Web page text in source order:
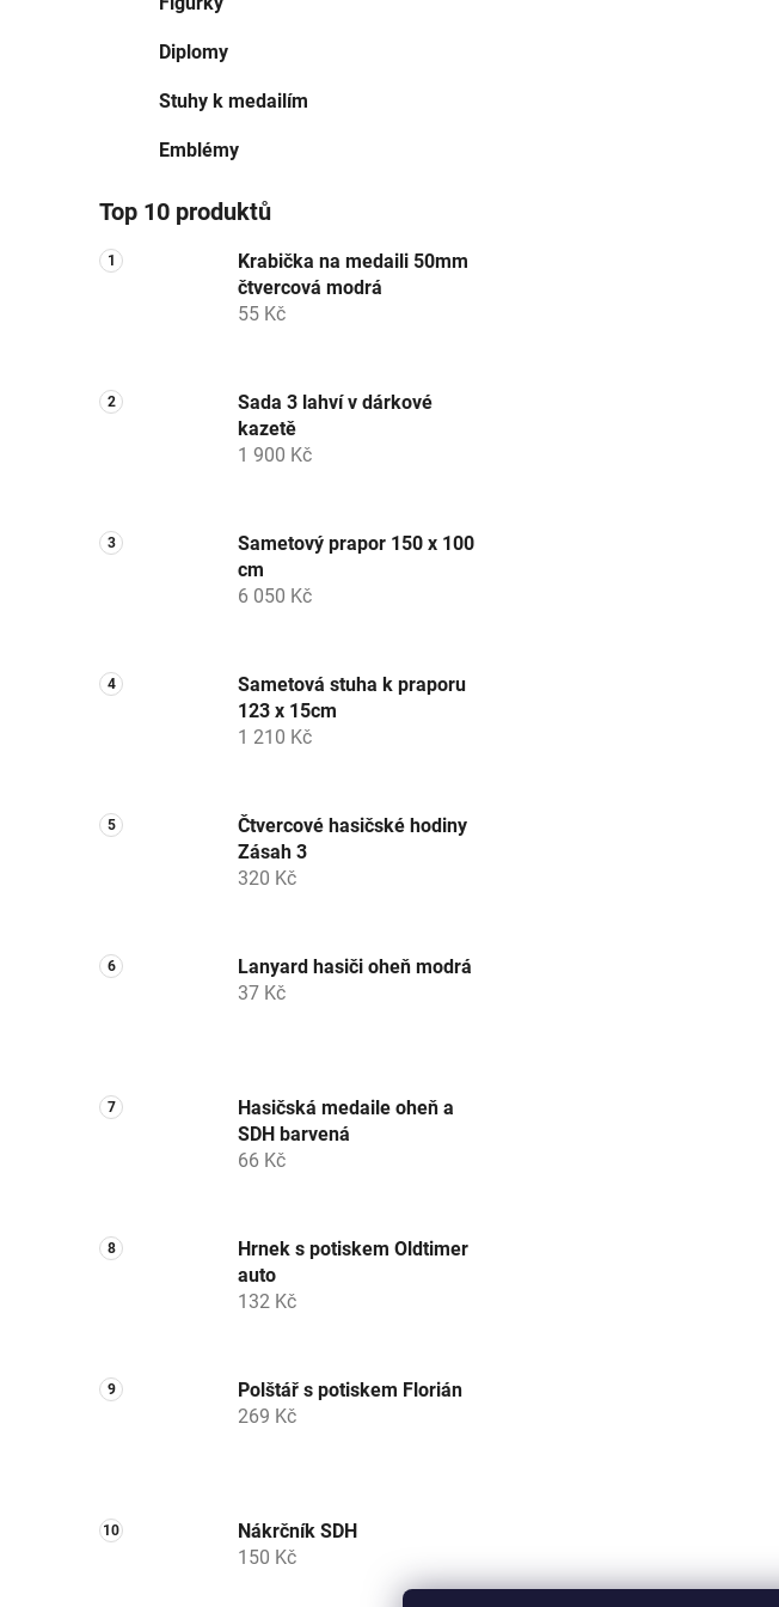
Diplomy
Stuhy k medailím
Emblémy
Top 10 produktů
Krabička na medaili 50mm
čtvercová modrá
55 Kč
Sada 3 lahví v dárkové
kazetě
1 900 Kč
Sametový prapor 150 x 100
cm
6 050 Kč
Sametová stuha k praporu
123 x 15cm
1 210 Kč
Čtvercové hasičské hodiny
Zásah 3
320 Kč
Lanyard hasiči oheň modrá
37 Kč
Hasičská medaile oheň a
SDH barvená
66 Kč
Hrnek s potiskem Oldtimer
auto
132 Kč
Polštář s potiskem Florián
269 Kč
Nákrčník SDH
150 Kč